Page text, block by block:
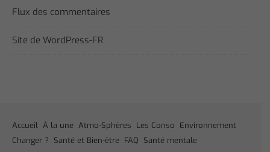
Flux des commentaires
Site de WordPress-FR
Accueil Á la une Atmo-Sphères Les Conso Environnement
Changer ? Santé et Bien-être FAQ Santé mentale